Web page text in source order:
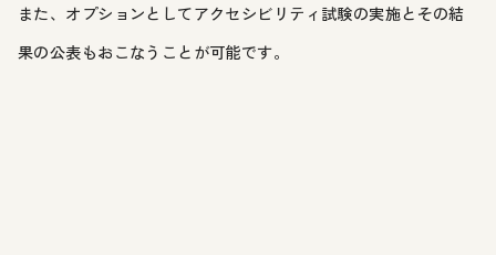
また、オプションとしてアクセシビリティ試験の実施とその結
果の公表もおこなうことが可能です。